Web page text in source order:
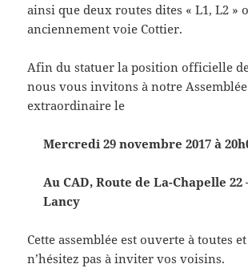
ainsi que deux routes dites « L1, L2 »
anciennement voie Cottier.
Afin du statuer la position officielle
nous vous invitons à notre
extraordinaire le
Mercredi 29 novembre 2017 à
Au CAD, Route de La-Chapelle 22
Lancy
Cette assemblée est ouverte à toutes
n’hésitez pas à inviter vos voisins.